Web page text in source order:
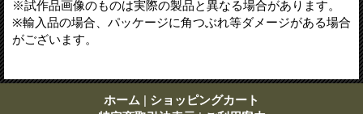
※試作品画像のものは実際の製品と異なる場合があります。
※輸入品の場合、パッケージに角つぶれ等ダメージがある場合
がございます。
ホーム | ショッピングカート